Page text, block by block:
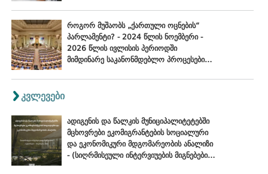
როგორ მუშაობს „ქართული ოცნების“
პარლამენტი? - 2024 წლის ნოემბერი -
2026 წლის ივლისის პერიოდში
მიმდინარე საკანონმდებლო პროცესების
კვლევები
ადიგენის და წალკის მუნიციპალიტეტებში
მცხოვრები ეკომიგრანტების სოციალური
და ეკონომიკური მდგომარეობის ანალიზი
- (სიღრმისეული ინტერვიუების მიგნებები),